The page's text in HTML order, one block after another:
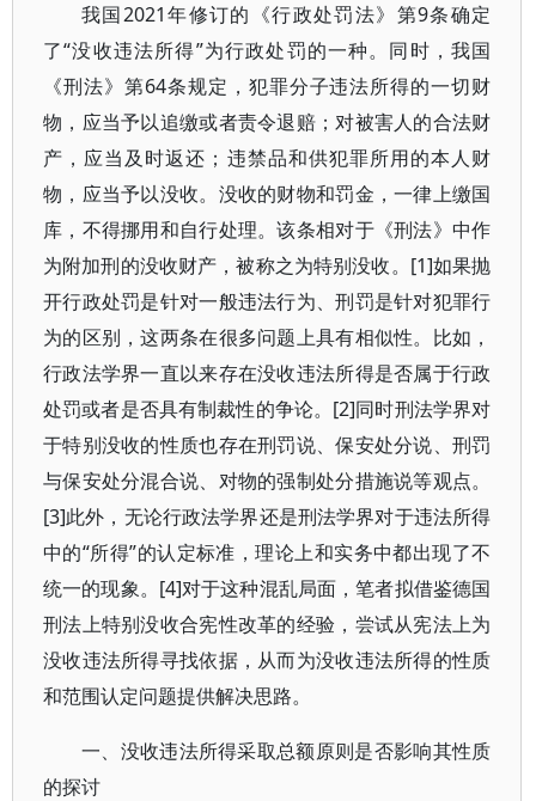
我国2021年修订的《行政处罚法》第9条确定
了“没收违法所得”为行政处罚的一种。同时，我国
《刑法》第64条规定，犯罪分子违法所得的一切财
物，应当予以追缴或者责令退赔；对被害人的合法财
产，应当及时返还；违禁品和供犯罪所用的本人财
物，应当予以没收。没收的财物和罚金，一律上缴国
库，不得挪用和自行处理。该条相对于《刑法》中作
为附加刑的没收财产，被称之为特别没收。[1]如果抛
开行政处罚是针对一般违法行为、刑罚是针对犯罪行
为的区别，这两条在很多问题上具有相似性。比如，
行政法学界一直以来存在没收违法所得是否属于行政
处罚或者是否具有制裁性的争论。[2]同时刑法学界对
于特别没收的性质也存在刑罚说、保安处分说、刑罚
与保安处分混合说、对物的强制处分措施说等观点。
[3]此外，无论行政法学界还是刑法学界对于违法所得
中的“所得”的认定标准，理论上和实务中都出现了不
统一的现象。[4]对于这种混乱局面，笔者拟借鉴德国
刑法上特别没收合宪性改革的经验，尝试从宪法上为
没收违法所得寻找依据，从而为没收违法所得的性质
和范围认定问题提供解决思路。
一、没收违法所得采取总额原则是否影响其性质
的探讨